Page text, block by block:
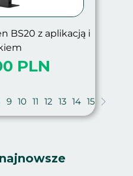
BS20 z aplikacją i
PLN
9 10 11 12 13 14 15